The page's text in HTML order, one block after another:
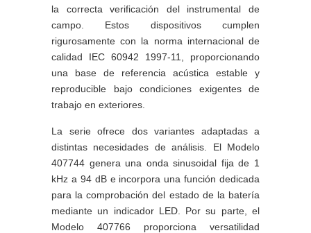
la correcta verificación del instrumental de
campo. Estos dispositivos cumplen
rigurosamente con la norma internacional de
calidad IEC 60942 1997-11, proporcionando
una base de referencia acústica estable y
reproducible bajo condiciones exigentes de
trabajo en exteriores.
La serie ofrece dos variantes adaptadas a
distintas necesidades de análisis. El Modelo
407744 genera una onda sinusoidal fija de 1
kHz a 94 dB e incorpora una función dedicada
para la comprobación del estado de la batería
mediante un indicador LED. Por su parte, el
Modelo 407766 proporciona versatilidad